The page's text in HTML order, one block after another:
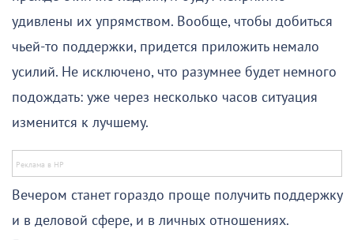
удивлены их упрямством. Вообще, чтобы добиться
чьей-то поддержки, придется приложить немало
усилий. Не исключено, что разумнее будет немного
подождать: уже через несколько часов ситуация
изменится к лучшему.
Вечером станет гораздо проще получить поддержку
и в деловой сфере, и в личных отношениях.